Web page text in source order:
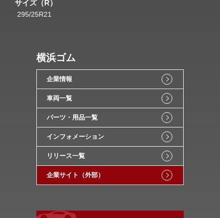
サイズ（R）
295/25R21
横浜ゴム
企業情報
車両一覧
パーツ・用品一覧
インフォメーション
リリース一覧
企業サイト（外部）